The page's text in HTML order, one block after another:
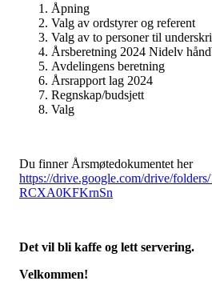
Åpning
Valg av ordstyrer og referent
Valg av to personer til
Årsberetning 2024 Nidelv
Avdelingens beretning
Årsrapport lag 2024
Regnskap/budsjett
Valg
Du finner Årsmøtedokumentet her
https://drive.google.com/drive/
RCXA0KFKrnSn
Det vil bli kaffe og lett servering.
Velkommen!